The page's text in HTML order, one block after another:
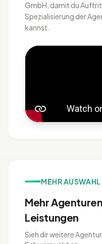
GmbH, damit du
Spezialisierung der
kannst.
MEHR AUSWAHL
Mehr
Leistungen
Sieh dir weitere